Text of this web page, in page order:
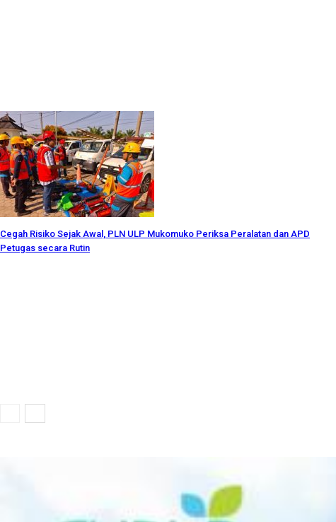
Cegah Risiko Sejak Awal, PLN ULP Mukomuko Periksa Peralatan dan APD
Petugas secara Rutin